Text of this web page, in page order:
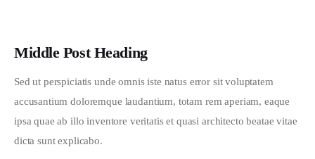
Middle Post Heading
Sed ut perspiciatis unde omnis iste natus error sit voluptatem
accusantium doloremque laudantium, totam rem aperiam, eaque
ipsa quae ab illo inventore veritatis et quasi architecto beatae vitae
dicta sunt explicabo.